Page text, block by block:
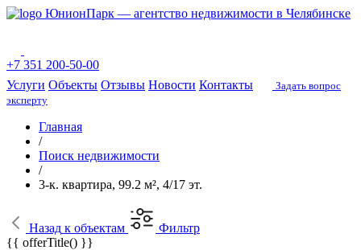
ЮнионПарк — агентство недвижимости в Челябинске
+7 351 200-50-00
Услуги Объекты Отзывы Новости Контакты
Задать вопрос
эксперту
Главная
/
Поиск недвижимости
/
3-к. квартира, 99.2 м², 4/17 эт.
Назад к объектам
Фильтр
{{ offerTitle() }}